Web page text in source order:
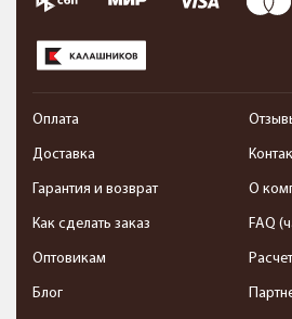
Оплата
Доставка
Гарантия и возврат
Как сделать заказ
Оптовикам
Блог
О
FAQ